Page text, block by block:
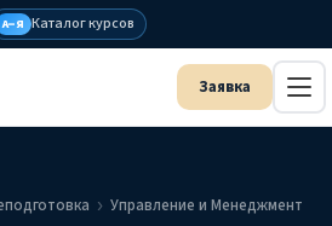
А–Я Каталог курсов
Управление и Менеджмент